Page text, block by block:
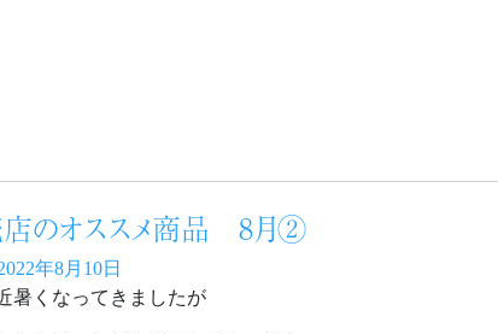
のオススメ商品 8月②
年8月10日
暑くなってきましたが